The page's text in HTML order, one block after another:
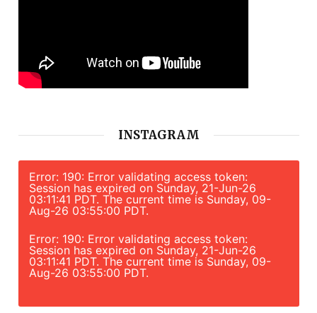
INSTAGRAM
Error: 190: Error validating access token:
Session has expired on Sunday, 21-Jun-26
03:11:41 PDT. The current time is Sunday, 09-
Aug-26 03:55:00 PDT.
Error: 190: Error validating access token:
Session has expired on Sunday, 21-Jun-26
03:11:41 PDT. The current time is Sunday, 09-
Aug-26 03:55:00 PDT.